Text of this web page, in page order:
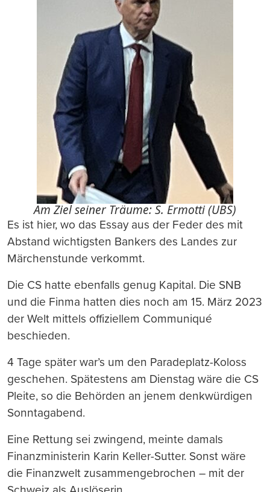
Am Ziel seiner Träume: S. Ermotti (UBS)
Es ist hier, wo das Essay aus der Feder des mit
Abstand wichtigsten Bankers des Landes zur
Märchenstunde verkommt.
Die CS hatte ebenfalls genug Kapital. Die SNB
und die Finma hatten dies noch am 15. März 2023
der Welt mittels offiziellem Communiqué
beschieden.
4 Tage später war’s um den Paradeplatz-Koloss
geschehen. Spätestens am Dienstag wäre die CS
Pleite, so die Behörden an jenem denkwürdigen
Sonntagabend.
Eine Rettung sei zwingend, meinte damals
Finanzministerin Karin Keller-Sutter. Sonst wäre
die Finanzwelt zusammengebrochen – mit der